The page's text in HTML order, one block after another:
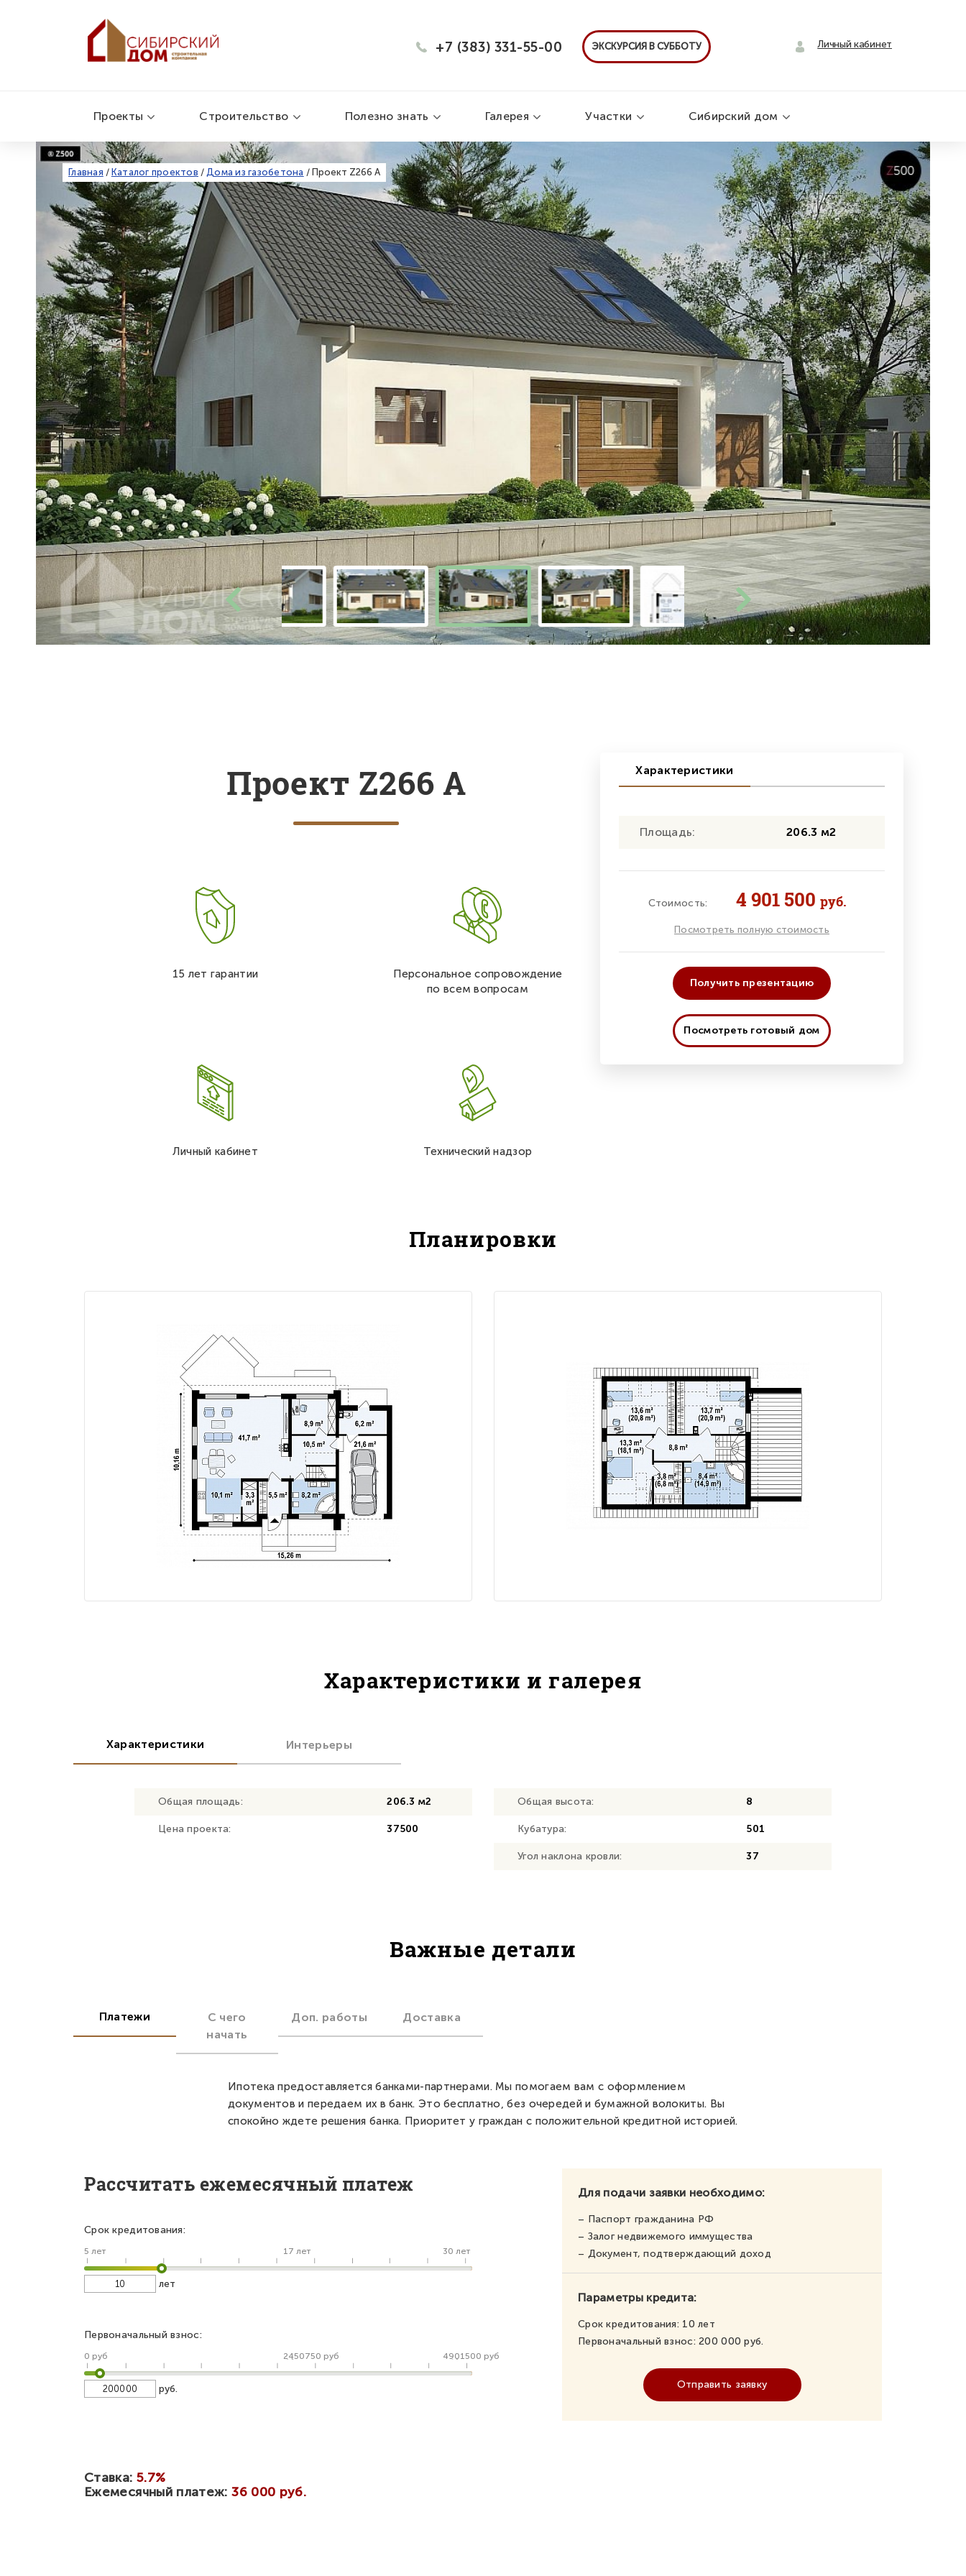
+7 (383) 331-55-00 ЭКСКУРСИЯ В СУББОТУ Личный кабинет
Проекты Строительство Полезно знать Галерея Участки Сибирский дом
Главная / Каталог проектов / Дома из газобетона / Проект Z266 A
Характеристики
Площадь: 206.3 м2
Стоимость: 4 901 500руб.
Посмотреть полную стоимость
Получить презентацию
Посмотреть готовый дом
Проект Z266 A
15 лет гарантии
Персональное сопровождение
по всем вопросам
Личный кабинет Технический надзор
Планировки
Характеристики и галерея
Характеристики Интерьеры
Общая площадь: 206.3 м2
Цена проекта: 37500
Общая высота: 8
Кубатура: 501
Угол наклона кровли: 37
Важные детали
Платежи
С чего
начать
Доп. работы Доставка
Ипотека предоставляется банками-партнерами. Мы помогаем вам с оформлением
документов и передаем их в банк. Это бесплатно, без очередей и бумажной волокиты. Вы
спокойно ждете решения банка. Приоритет у граждан с положительной кредитной историей.
Рассчитать ежемесячный платеж
Срок кредитования:
5 лет 17 лет 30 лет
лет
Первоначальный взнос:
0 руб 2450750 руб 4901500 руб
руб.
Ставка: 5.7%
Ежемесячный платеж:36 000 руб.
Для подачи заявки необходимо:
– Паспорт гражданина РФ
– Залог недвижемого иммущества
– Документ, подтверждающий доход
Параметры кредита:
Срок кредитования: 10 лет
Первоначальный взнос: 200 000 руб.
Отправить заявку